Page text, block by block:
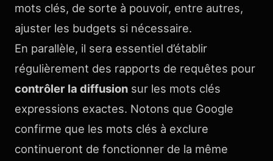
mots clés, de sorte à pouvoir, entre autres,
ajuster les budgets si nécessaire.
En parallèle, il sera essentiel d’établir
régulièrement des rapports de requêtes pour
contrôler la diffusion sur les mots clés
expressions exactes. Notons que Google
confirme que les mots clés à exclure
continueront de fonctionner de la même